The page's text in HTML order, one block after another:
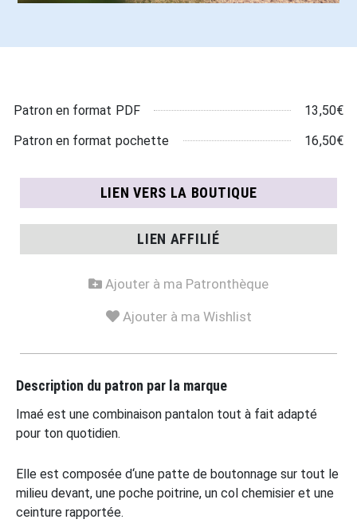
Patron en format PDF 13,50€
Patron en format pochette 16,50€
LIEN VERS LA BOUTIQUE
LIEN AFFILIÉ
Ajouter à ma Patronthèque
Ajouter à ma Wishlist
Description du patron par la marque
Imaé est une combinaison pantalon tout à fait adapté
pour ton quotidien.
Elle est composée d‘une patte de boutonnage sur tout le
milieu devant, une poche poitrine, un col chemisier et une
ceinture rapportée.